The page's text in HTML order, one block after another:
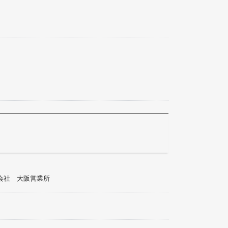
社 大阪営業所